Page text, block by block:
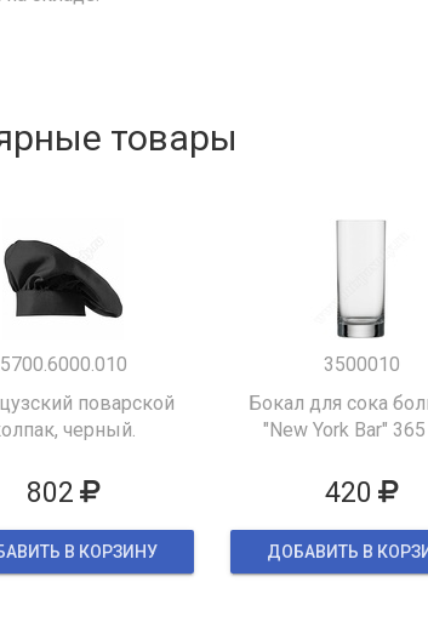
товары
5700.6000.010
поварской
черный.
802
В КОРЗИНУ
3500010
Бокал для сока
"New York Bar"
420
ДОБАВИТЬ В